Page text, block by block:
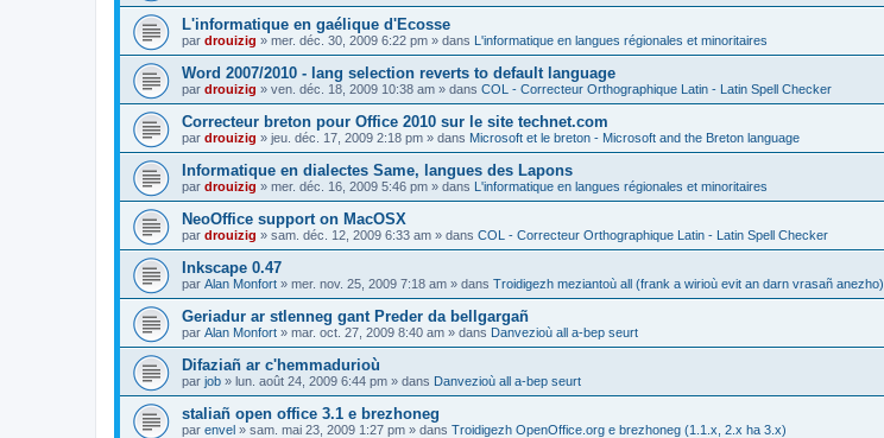
L'informatique en gaélique d'Ecosse
par drouizig » mer. déc. 30, 2009 6:22 pm » dans L'informatique en langues régionales et minoritaires
Word 2007/2010 - lang selection reverts to default language
par drouizig » ven. déc. 18, 2009 10:38 am » dans COL - Correcteur Orthographique Latin - Latin Spell Checker
Correcteur breton pour Office 2010 sur le site technet.com
par drouizig » jeu. déc. 17, 2009 2:18 pm » dans Microsoft et le breton - Microsoft and the Breton language
Informatique en dialectes Same, langues des Lapons
par drouizig » mer. déc. 16, 2009 5:46 pm » dans L'informatique en langues régionales et minoritaires
NeoOffice support on MacOSX
par drouizig » sam. déc. 12, 2009 6:33 am » dans COL - Correcteur Orthographique Latin - Latin Spell Checker
Inkscape 0.47
par Alan Monfort » mer. nov. 25, 2009 7:18 am » dans Troidigezh meziantoù all (frank a wirioù evit an darn vrasañ anezho)
Geriadur ar stlenneg gant Preder da bellgargañ
par Alan Monfort » mar. oct. 27, 2009 8:40 am » dans Danvezioù all a-bep seurt
Difaziañ ar c'hemmadurioù
par job » lun. août 24, 2009 6:44 pm » dans Danvezioù all a-bep seurt
staliañ open office 3.1 e brezhoneg
par envel » sam. mai 23, 2009 1:27 pm » dans Troidigezh OpenOffice.org e brezhoneg (1.1.x, 2.x ha 3.x)